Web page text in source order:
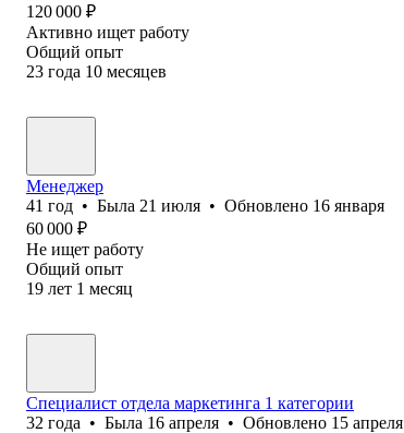
120 000 ₽
Активно ищет работу
Общий опыт
23 года 10 месяцев
Менеджер
41 год • Была 21 июля • Обновлено 16 января
60 000 ₽
Не ищет работу
Общий опыт
19 лет 1 месяц
Специалист отдела маркетинга 1 категории
32 года • Была 16 апреля • Обновлено 15 апреля